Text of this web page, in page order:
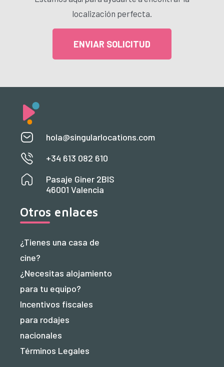
localización perfecta.
ENVIAR SOLICITUD
hola@singularlocations.com
+34 613 082 610
Pasaje Giner 2BIS
46001 Valencia
Otros enlaces
¿Tienes una casa de
cine?
¿Necesitas alojamiento
para tu equipo?
Incentivos fiscales
para rodajes
nacionales
Términos Legales